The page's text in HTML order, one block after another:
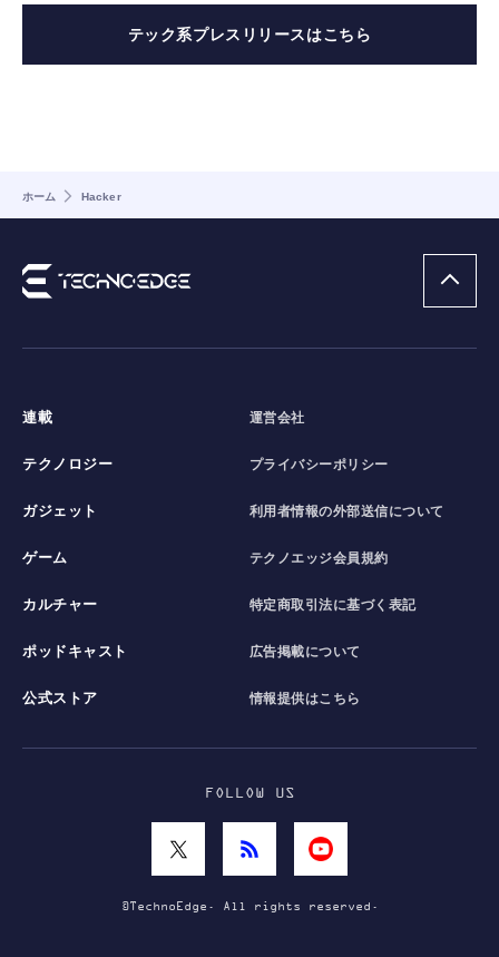
テック系プレスリリースはこちら
ホーム Hacker
連載
テクノロジー
ガジェット
ゲーム
カルチャー
ポッドキャスト
公式ストア
運営会社
プライバシーポリシー
利用者情報の外部送信について
テクノエッジ会員規約
特定商取引法に基づく表記
広告掲載について
情報提供はこちら
FOLLOW US
©TechnoEdge. All rights reserved.